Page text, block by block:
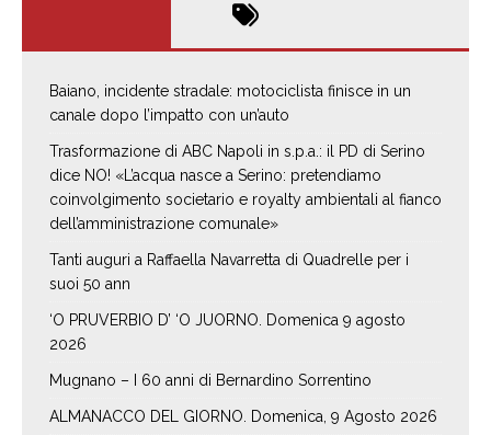
Baiano, incidente stradale: motociclista finisce in un
canale dopo l’impatto con un’auto
Trasformazione di ABC Napoli in s.p.a.: il PD di Serino
dice NO! «L’acqua nasce a Serino: pretendiamo
coinvolgimento societario e royalty ambientali al fianco
dell’amministrazione comunale»
Tanti auguri a Raffaella Navarretta di Quadrelle per i
suoi 50 ann
‘O PRUVERBIO D’ ‘O JUORNO. Domenica 9 agosto
2026
Mugnano – I 60 anni di Bernardino Sorrentino
ALMANACCO DEL GIORNO. Domenica, 9 Agosto 2026